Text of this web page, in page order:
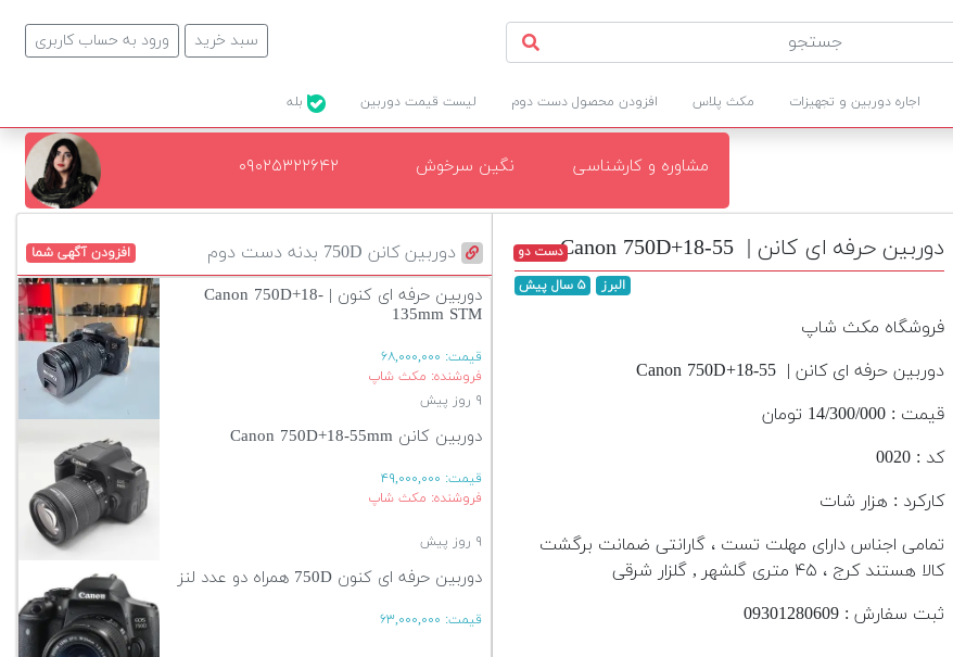
ورود به حساب کاربری سبد خرید
اجاره دوربین و تجهیزات مکث پلاس افزودن محصول دست دوم لیست قیمت دوربین
مشاوره و کارشناسی نگین سرخوش ۰۹۰۲۵۳۲۲۶۴۲
دوربین کانن 750D بدنه دست دوم افزودن آگهی شما
دوربین حرفه ای کنون | Canon 750D+18-
135mm STM
قیمت: ۶۸,۰۰۰,۰۰۰
فروشنده: مکث شاپ
۹ روز پیش
دوربین کانن Canon 750D+18-55mm
قیمت: ۴۹,۰۰۰,۰۰۰
فروشنده: مکث شاپ
۹ روز پیش
دوربین حرفه ای کنون 750D همراه دو عدد لنز
قیمت: ۶۳,۰۰۰,۰۰۰
دوربین حرفه ای کانن | Canon 750D+18-55
دست دو
البرز
۵ سال پیش
فروشگاه مکث شاپ
دوربین حرفه ای کانن | Canon 750D+18-55
قیمت : 14/300/000 تومان
کد : 0020
کارکرد : هزار شات
تمامی اجناس دارای مهلت تست ، گارانتی ضمانت برگشت
کالا هستند کرج ، ۴۵ متری گلشهر , گلزار شرقی
ثبت سفارش : 09301280609